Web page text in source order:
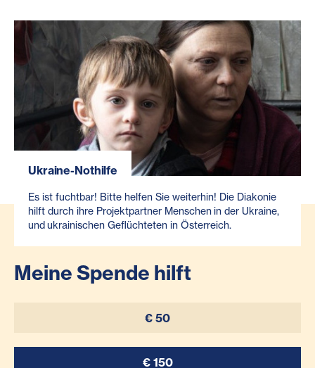
Ukraine-Nothilfe
Es ist fuchtbar! Bitte helfen Sie weiterhin! Die Diakonie
hilft durch ihre Projektpartner Menschen in der Ukraine,
und ukrainischen Geflüchteten in Österreich.
Meine Spende hilft
€ 50
€ 150